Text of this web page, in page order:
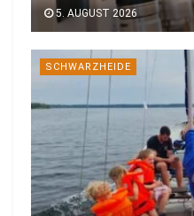
5. AUGUST 2026
SCHWARZHEIDE